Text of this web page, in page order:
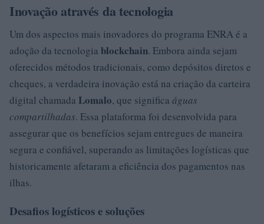
Inovação através da tecnologia
Um dos aspectos mais inovadores do programa ENRA é a
adoção da tecnologia blockchain. Embora ainda sejam
oferecidos métodos tradicionais, como depósitos diretos e
cheques, a verdadeira inovação está na criação da carteira
digital chamada Lomalo, que significa águas
compartilhadas. Essa plataforma foi desenvolvida para
assegurar que os benefícios sejam entregues de maneira
segura e confiável, superando as limitações logísticas que
historicamente afetaram a eficiência dos pagamentos nas
ilhas.
Desafios logísticos e soluções